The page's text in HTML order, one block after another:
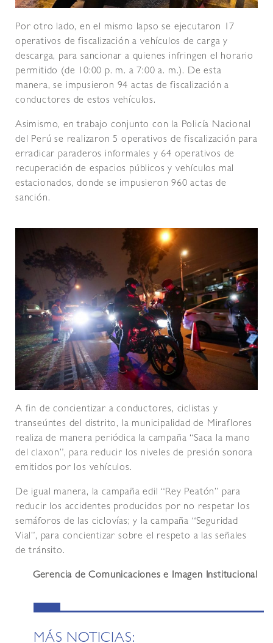
Por otro lado, en el mismo lapso se ejecutaron 17
operativos de fiscalización a vehículos de carga y
descarga, para sancionar a quienes infringen el horario
permitido (de 10:00 p. m. a 7:00 a. m.). De esta
manera, se impusieron 94 actas de fiscalización a
conductores de estos vehículos.
Asimismo, en trabajo conjunto con la Policía Nacional
del Perú se realizaron 5 operativos de fiscalización para
erradicar paraderos informales y 64 operativos de
recuperación de espacios públicos y vehículos mal
estacionados, donde se impusieron 960 actas de
sanción.
A fin de concientizar a conductores, ciclistas y
transeúntes del distrito, la municipalidad de Miraflores
realiza de manera periódica la campaña “Saca la mano
del claxon”, para reducir los niveles de presión sonora
emitidos por los vehículos.
De igual manera, la campaña edil “Rey Peatón” para
reducir los accidentes producidos por no respetar los
semáforos de las ciclovías; y la campaña “Seguridad
Vial”, para concientizar sobre el respeto a las señales
de tránsito.
Gerencia de Comunicaciones e Imagen Institucional
MÁS NOTICIAS: